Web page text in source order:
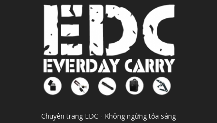
Chuyên trang EDC - Không ngừng tỏa sáng